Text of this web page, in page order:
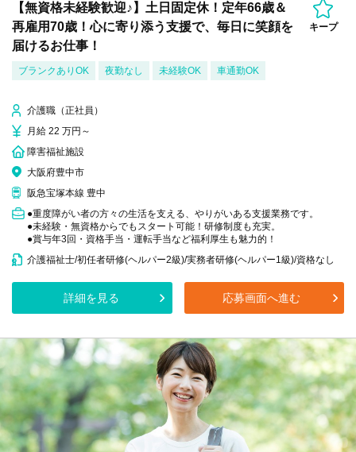
【無資格未経験歓迎♪】土日固定休！定年66歳＆
再雇用70歳！心に寄り添う支援で、毎日に笑顔を
届けるお仕事！
キープ
ブランクありOK 夜勤なし 未経験OK 車通勤OK
介護職（正社員）
月給 22 万円～
障害福祉施設
大阪府豊中市
阪急宝塚本線 豊中
●重度障がい者の方々の生活を支える、やりがいある支援業務です。
●未経験・無資格からでもスタート可能！研修制度も充実。
●賞与年3回・資格手当・運転手当など福利厚生も魅力的！
介護福祉士/初任者研修(ヘルパー2級)/実務者研修(ヘルパー1級)/資格なし
詳細を見る 応募画面へ進む